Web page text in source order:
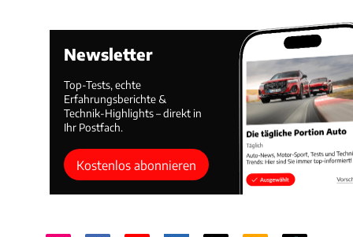
Newsletter
Top-Tests, echte
Erfahrungsberichte &
Technik-Highlights – direkt in
Ihr Postfach.
Kostenlos abonnieren